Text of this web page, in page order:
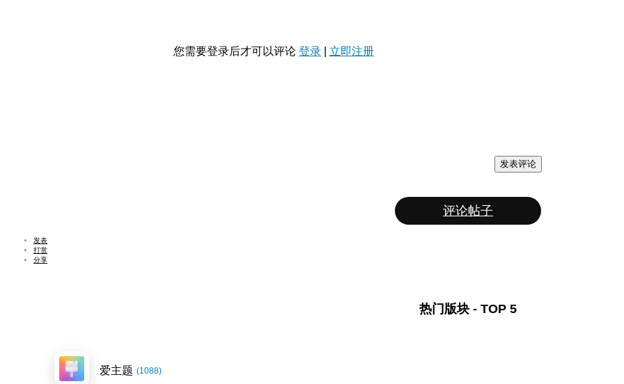
您需要登录后才可以评论 登录 立即注册
发表评论
评论帖子
发表
打赏
分享
热门版块 - TOP 5
爱主题 (1088)